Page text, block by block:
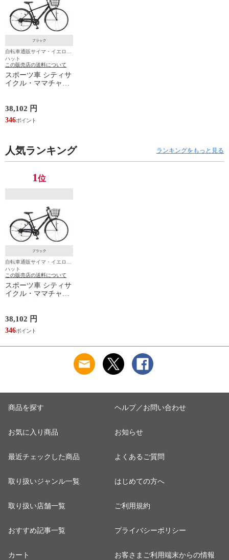
自転車通販サイマ・イエロー
ハット
この販売店の送料について
スポーツ車 シティサ
イクル・ママチャリ
ィーククロス) ブラ
ック 27インチ 整備
士が100%組み立てた
38,102 円
346
人気ランキング ランキングをもっと見る
1位
自転車通販サイマ・イエロー
ハット
この販売店の送料について
スポーツ車 シティサ
イクル・ママチャリ
ィーククロス) ブラ
ック 27インチ 整備
士が100%組み立てた
38,102 円
346
商品を探す
お気に入り商品
最近チェックした商品
取り扱いジャンル一覧
取り扱い店舗一覧
おすすめ記事一覧
カート
ヘルプ／お問い合わせ
お知らせ
よくあるご質問
はじめての方へ
ご利用規約
プライバシーポリシー
お客さまご利用端末からの情報